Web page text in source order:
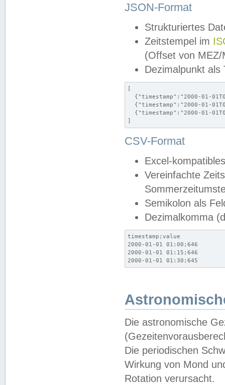
JSON-Format
Strukturiertes
Zeitstempel im
(Offset von MEZ/
Dezimalpunkt als
[
{"timestamp":"2000-01-
{"timestamp":"2000-01-
{"timestamp":"2000-01-
]
CSV-Format
Excel-
Vereinfachte
Semikolon als
Dezimalkomma
timestamp;value
2000-01-01 01:00;646
2000-01-01 01:15;646
2000-01-01 01:30;645
Die astronomische
Die periodischen
Wirkung von Mond
Rotation verursacht.